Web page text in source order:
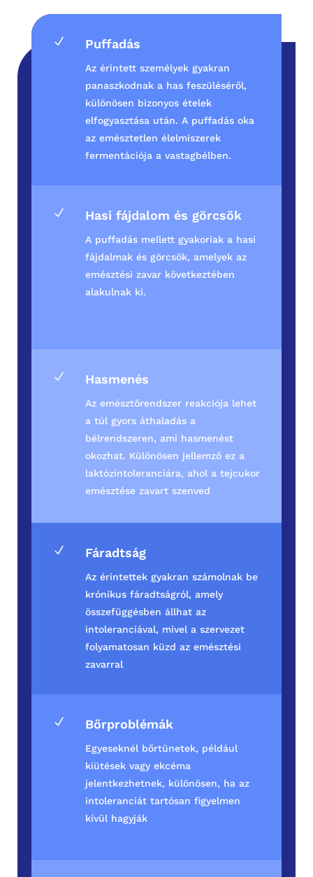
N Puffadás
Az érintett személyek gyakran
panaszkodnak a has feszüléséről,
különösen bizonyos ételek
elfogyasztása után. A puffadás oka
az emésztetlen élelmiszerek
fermentációja a vastagbélben.
N Hasi fájdalom és görcsök
A puffadás mellett gyakoriak a hasi
fájdalmak és görcsök, amelyek az
emésztési zavar következtében
alakulnak ki.
N Hasmenés
Az emésztőrendszer reakciója lehet
a túl gyors áthaladás a
bélrendszeren, ami hasmenést
okozhat. Különösen jellemző ez a
laktózintoleranciára, ahol a tejcukor
emésztése zavart szenved
N Fáradtság
Az érintettek gyakran számolnak be
krónikus fáradtságról, amely
összefüggésben állhat az
intoleranciával, mivel a szervezet
folyamatosan küzd az emésztési
zavarral
N Bőrproblémák
Egyeseknél bőrtünetek, például
kiütések vagy ekcéma
jelentkezhetnek, különösen, ha az
intoleranciát tartósan figyelmen
kívül hagyják